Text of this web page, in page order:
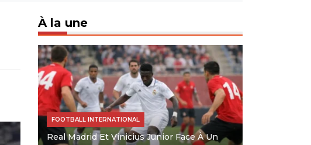
À la une
FOOTBALL INTERNATIONAL
Real Madrid Et Vinicius Junior Face À Un